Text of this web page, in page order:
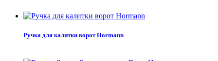
Ручка для калитки ворот Hormann